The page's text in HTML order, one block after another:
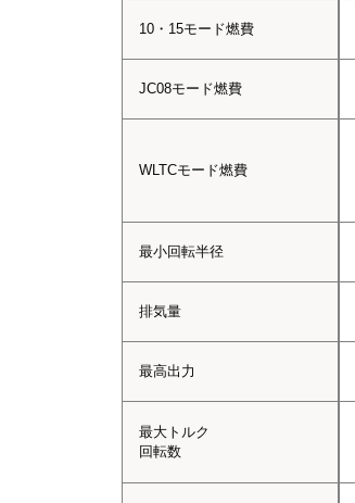
10・15モード燃費
JC08モード燃費
WLTCモード燃費
最小回転半径
排気量
最高出力
最大トルク
回転数